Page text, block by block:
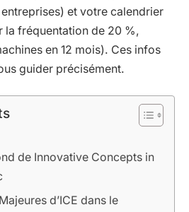
et votre calendrier
la fréquentation de 20 %,
en 12 mois). Ces infos
guider précisément.
de Innovative Concepts in
d’ICE dans le